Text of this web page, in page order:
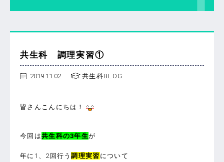
共生科 調理実習①
2019.11.02 共生科BLOG
皆さんこんにちは！
今回は共生科の3年生が
年に1、2回行う調理実習 について